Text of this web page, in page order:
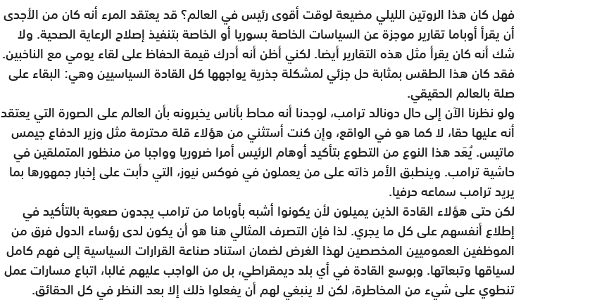
فهل كان هذا الروتين الليلي مضيعة لوقت أقوى رئيس في العالم؟ قد يعتقد المرء أنه كان من الأجدى
أن يقرأ أوباما تقارير موجزة عن السياسات الخاصة بسوريا أو الخاصة بتنفيذ إصلاح الرعاية الصحية. ولا
شك أنه كان يقرأ مثل هذه التقارير أيضا. لكني أظن أنه أدرك قيمة الحفاظ على لقاء يومي مع الناخبين.
فقد كان هذا الطقس بمثابة حل جزئي لمشكلة جذرية يواجهها كل القادة السياسيين وهي: البقاء على
صلة بالعالم الحقيقي.
ولو نظرنا الآن إلى حال دونالد ترامب، لوجدنا أنه محاط بأناس يخبرونه بأن العالم على الصورة التي يعتقد
أنه عليها حقا، لا كما هو في الواقع، وإن كنت أستثني من هؤلاء قلة محترمة مثل وزير الدفاع جيمس
ماتيس. يُعَد هذا النوع من التطوع بتأكيد أوهام الرئيس أمرا ضروريا وواجبا من منظور المتملقين في
حاشية ترامب. وينطبق الأمر ذاته على من يعملون في فوكس نيوز، التي دأبت على إخبار جمهورها بما
يريد ترامب سماعه حرفيا.
لكن حتى هؤلاء القادة الذين يميلون لأن يكونوا أشبه بأوباما من ترامب يجدون صعوبة بالتأكيد في
إطلاع أنفسهم على كل ما يجري. لذا فإن التصرف المثالي هنا هو أن يكون لدى رؤساء الدول فرق من
الموظفين العموميين المخصصين لهذا الغرض لضمان استناد صناعة القرارات السياسية إلى فهم كامل
لسياقها وتبعاتها. وبوسع القادة في أي بلد ديمقراطي، بل من الواجب عليهم غالبا، اتباع مسارات عمل
تنطوي على شيء من المخاطرة، لكن لا ينبغي لهم أن يفعلوا ذلك إلا بعد النظر في كل الحقائق.